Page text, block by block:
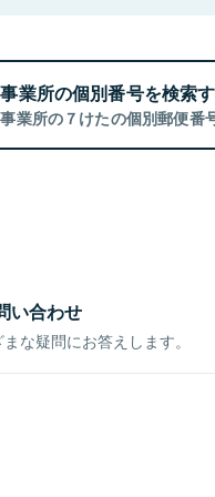
事業所の個別番号を検索
事業所の７けたの個別郵便番
い合わせ
な疑問にお答えします。